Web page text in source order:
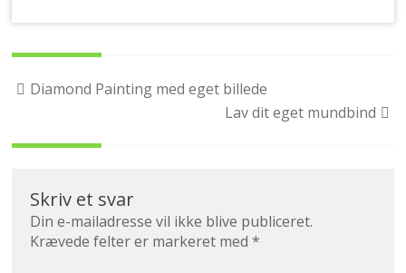
Post
Diamond Painting med eget billede
Lav dit eget mundbind
Skriv et svar
Din e-mailadresse vil ikke blive publiceret.
Krævede felter er markeret med*